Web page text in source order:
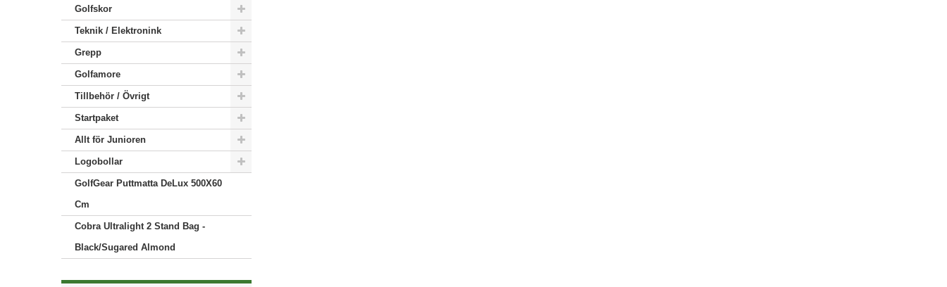
Golfskor
Teknik / Elektronink
Grepp
Golfamore
Tillbehör / Övrigt
Startpaket
Allt för Junioren
Logobollar
GolfGear Puttmatta DeLux 500X60
Cm
Cobra Ultralight 2 Stand Bag -
Black/Sugared Almond